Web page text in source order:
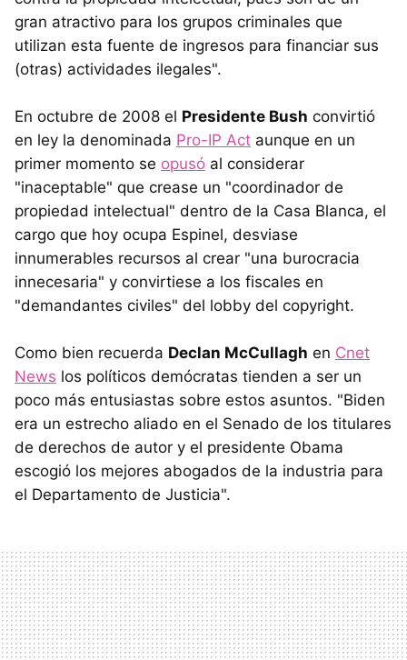
gran atractivo para los grupos criminales que
utilizan esta fuente de ingresos para financiar sus
(otras) actividades ilegales".
En octubre de 2008 el Presidente Bush convirtió
en ley la denominada Pro-IP Act aunque en un
primer momento se opusó al considerar
"inaceptable" que crease un "coordinador de
propiedad intelectual" dentro de la Casa Blanca, el
cargo que hoy ocupa Espinel, desviase
innumerables recursos al crear "una burocracia
innecesaria" y convirtiese a los fiscales en
"demandantes civiles" del lobby del copyright.
Como bien recuerda Declan McCullagh en Cnet
News los políticos demócratas tienden a ser un
poco más entusiastas sobre estos asuntos. "Biden
era un estrecho aliado en el Senado de los titulares
de derechos de autor y el presidente Obama
escogió los mejores abogados de la industria para
el Departamento de Justicia".